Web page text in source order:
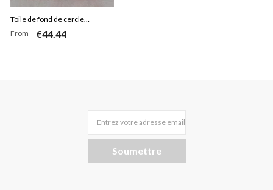
Toile de fond de cercle
d'anniversaire en bois de
From €44.44
Entrez votre adresse email
Soumettre